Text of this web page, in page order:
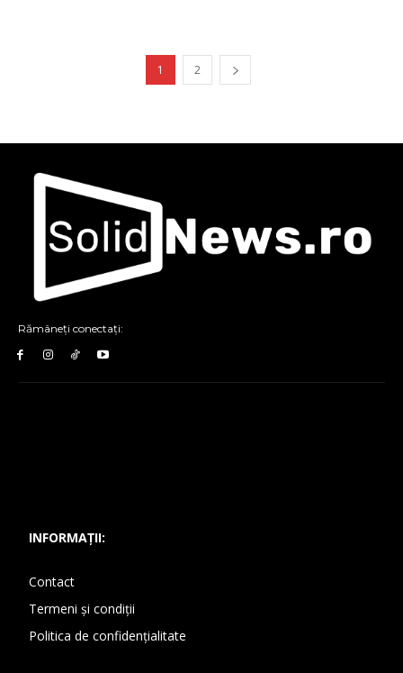
1 2
Rămâneți conectați:
INFORMAȚII:
Contact
Termeni și condiții
Politica de confidențialitate